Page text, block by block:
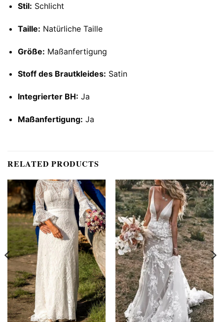
Stil: Schlicht
Taille: Natürliche Taille
Größe: Maßanfertigung
Stoff des Brautkleides: Satin
Integrierter BH: Ja
Maßanfertigung: Ja
RELATED PRODUCTS